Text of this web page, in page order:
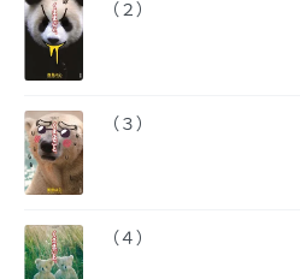
（２）
（３）
（４）